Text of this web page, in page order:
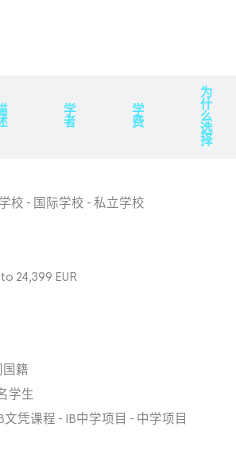
学
者
学
费
为
什
么
选
择
校 - 国际学校 - 私立学校
24,399 EUR
国籍
学生
IB文凭课程 - IB中学项目 - 中学项目